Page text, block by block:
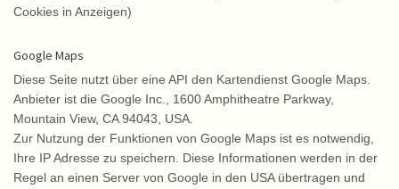
Cookies in Anzeigen)
Google Maps
Diese Seite nutzt über eine API den Kartendienst Google Maps.
Anbieter ist die Google Inc., 1600 Amphitheatre Parkway,
Mountain View, CA 94043, USA.
Zur Nutzung der Funktionen von Google Maps ist es notwendig,
Ihre IP Adresse zu speichern. Diese Informationen werden in der
Regel an einen Server von Google in den USA übertragen und